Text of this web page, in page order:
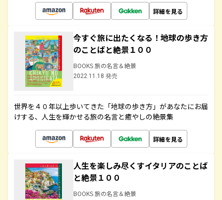
詳細を見る
今すぐ旅に出たくなる！地球の歩き方
のことばと絶景１００
BOOKS 旅の名言＆絶景
2022.11.18 発売
世界を４０年以上歩いてきた「地球の歩き方」があなたにお届
けする、人生を輝かせる旅の名言と癒やしの絶景集
詳細を見る
人生を楽しみ尽くすイタリアのことば
と絶景１００
BOOKS 旅の名言＆絶景